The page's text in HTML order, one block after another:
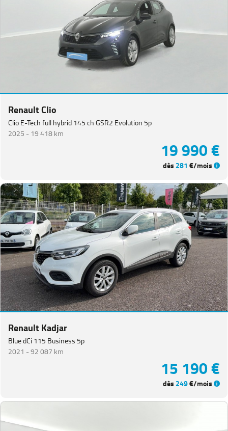
Renault Clio
Clio E-Tech full hybrid 145 ch GSR2 Evolution 5p
2025 - 19 418 km
19 990 €
dès 281 €/mois
Renault Kadjar
Blue dCi 115 Business 5p
2021 -92 087 km
15 190 €
dès 249€/mois